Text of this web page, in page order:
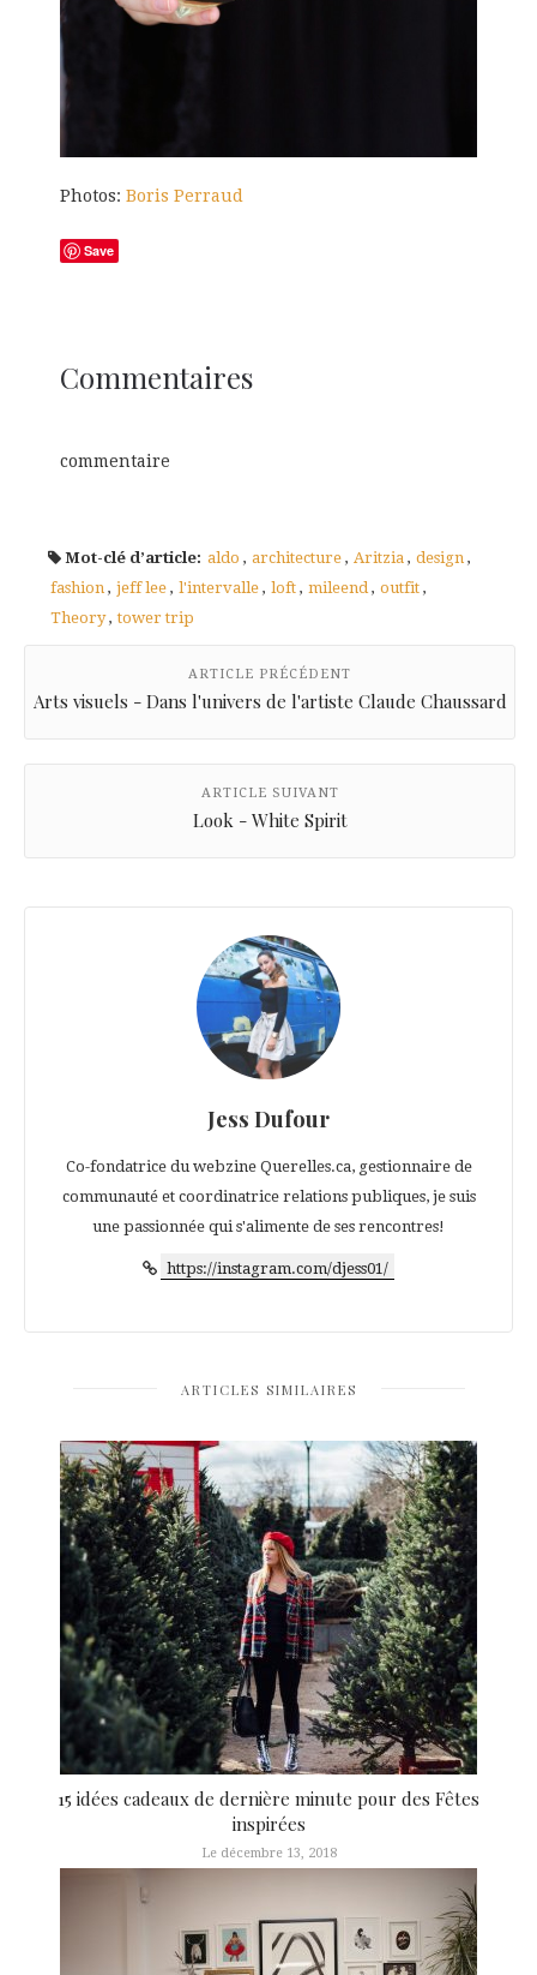
Photos: Boris Perraud
Save
Commentaires
commentaire
Mot-clé d’article: aldo , architecture , Aritzia , design ,
fashion , jeff lee , l'intervalle , loft , mileend , outfit ,
Theory , tower trip
ARTICLE PRÉCÉDENT
Arts visuels - Dans l'univers de l'artiste Claude Chaussard
ARTICLE SUIVANT
Look - White Spirit
Jess Dufour
Co-fondatrice du webzine Querelles.ca, gestionnaire de
communauté et coordinatrice relations publiques, je suis
une passionnée qui s'alimente de ses rencontres!
https://instagram.com/djess01/
ARTICLES SIMILAIRES
15 idées cadeaux de dernière minute pour des Fêtes
inspirées
Le décembre 13, 2018